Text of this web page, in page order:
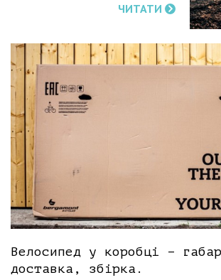
ЧИТАТИ
Велосипед у коробці –
доставка, збірка.